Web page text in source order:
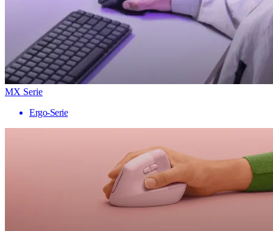
MX Serie
Ergo-Serie